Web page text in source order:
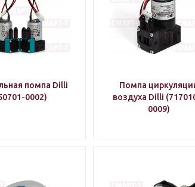
помпа Dilli
0002)
Помпа
воздуха Dilli
0009)